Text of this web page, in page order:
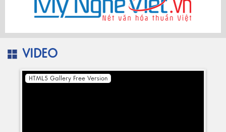
VIDEO
HTML5 Gallery Free Version